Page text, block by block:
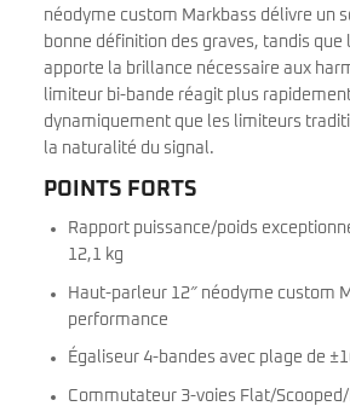
néodyme custom Markbass délivre un
bonne définition des graves, tandis
apporte la brillance nécessaire aux
limiteur bi-bande réagit plus
dynamiquement que les limiteurs
la naturalité du signal.
POINTS FORTS
Rapport puissance/poids
12,1 kg
Haut-parleur 12″ néodyme custom
performance
Égaliseur 4-bandes avec plage de
Commutateur 3-voies Flat/Scooped/